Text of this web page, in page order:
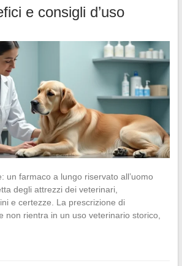
e consigli d’uso
un farmaco a lungo riservato all’uomo
degli attrezzi dei veterinari,
e certezze. La prescrizione di
non rientra in un uso veterinario storico,